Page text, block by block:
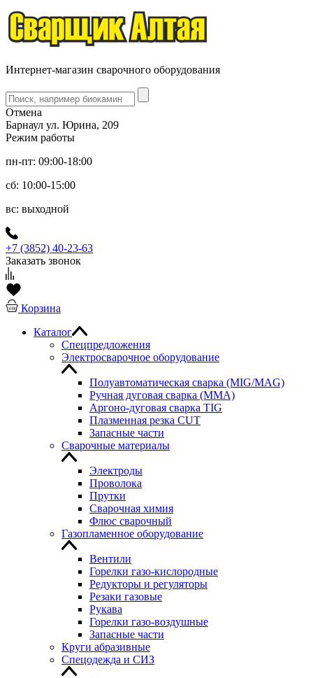
Интернет-магазин сварочного оборудования
Отмена
Барнаул ул. Юрина, 209
Режим работы
пн-пт: 09:00-18:00
сб: 10:00-15:00
вс: выходной
+7 (3852) 40-23-63
Заказать звонок
Корзина
Каталог
Спецпредложения
Электросварочное оборудование
Полуавтоматическая сварка (MIG/MAG)
Ручная дуговая сварка (MMA)
Аргоно-дуговая сварка TIG
Плазменная резка CUT
Запасные части
Сварочные материалы
Электроды
Проволока
Прутки
Сварочная химия
Флюс сварочный
Газопламенное оборудование
Вентили
Горелки газо-кислородные
Редукторы и регуляторы
Резаки газовые
Рукава
Горелки газо-воздушные
Запасные части
Круги абразивные
Спецодежда и СИЗ